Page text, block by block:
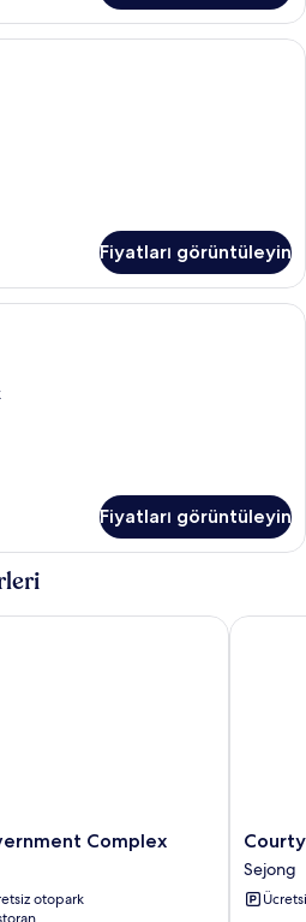
Kaliteli yatak takımı, ses yalıtımı,
Fiyatları görüntüleyin
Kaliteli yatak takımı, ses yalıtımı,
Fiyatları görüntüleyin
Complex
otopark
Complex
By
Marriott
Sejong
Sejong